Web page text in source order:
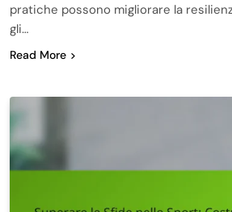
pratiche possono migliorare la
gli…
Read More